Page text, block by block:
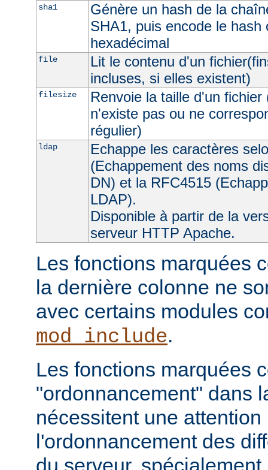
sha1
Génère un hash de la
SHA1, puis encode le hash
hexadécimal
file
Lit le contenu d'un
incluses, si elles existent)
filesize
Renvoie la taille d'un
n'existe pas ou ne
régulier)
ldap
Echappe les caractères
(Echappement des noms
DN) et la RFC4515
LDAP).
Disponible à partir de la
serveur HTTP Apache.
Les fonctions marquées
la dernière colonne ne
avec certains modules
mod_include.
Les fonctions marquées
"ordonnancement" dans
nécessitent une
l'ordonnancement des
du serveur,